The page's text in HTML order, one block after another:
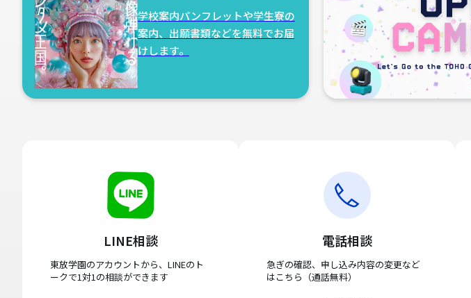
学校案内パンフレットや学生寮の
案内、出願書類などを無料でお届
けします。
LINE相談
東放学園のアカウントから、LINEのト
ークで1対1の相談ができます
電話相談
急ぎの確認、申し込み内容の変更など
はこちら（通話無料）